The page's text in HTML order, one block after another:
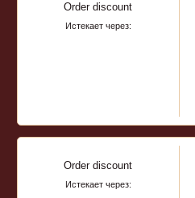
Order discount
Истекает через:
Order discount
Истекает через: